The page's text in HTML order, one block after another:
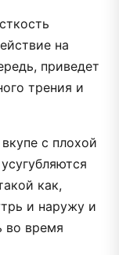
на
приведет
трения и
с плохой
как,
и наружу и
во время